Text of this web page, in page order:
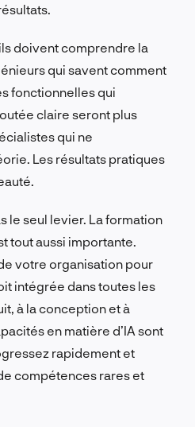
doivent comprendre la
qui savent comment
fonctionnelles qui
claire seront plus
qui ne
Les résultats pratiques
le seul levier. La formation
tout aussi importante.
votre organisation pour
intégrée dans toutes les
à la conception et à
en matière d’IA sont
rapidement et
compétences rares et